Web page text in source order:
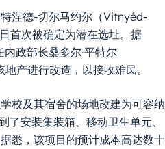
涅德-切尔马约尔（Vitnyéd-
首次被确定为潜在选址。据
政部长桑多尔·平特尔
产进行改造，以接收难民。
校及其宿舍的场地改建为可容纳
安装集装箱、移动卫生单元、
悉，该项目的预计成本高达数十